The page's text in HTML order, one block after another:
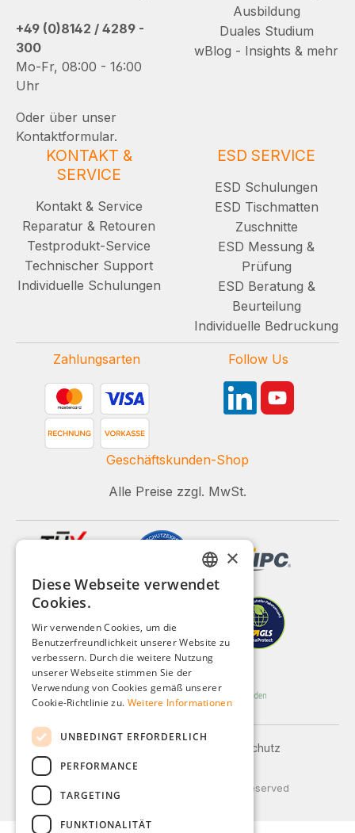
+49 (0)8142 / 4289 -
300
Mo-Fr, 08:00 - 16:00
Uhr
Oder über unser
Kontaktformular.
Ausbildung
Duales Studium
wBlog - Insights & mehr
KONTAKT &
SERVICE
Kontakt & Service
Reparatur & Retouren
Testprodukt-Service
Technischer Support
Individuelle Schulungen
ESD SERVICE
ESD Schulungen
ESD Tischmatten
Zuschnitte
ESD Messung &
Prüfung
ESD Beratung &
Beurteilung
Individuelle Bedruckung
Zahlungsarten Follow Us
Geschäftskunden-Shop
Alle Preise zzgl. MwSt.
Datenschutz
Versand und Zahlung
© 2026 Weidinger GmbH, All Rights Reserved
GERMAN
FRENCH
DUTCH
×
Diese Webseite verwendet
Cookies.
Wir verwenden Cookies, um die
Benutzerfreundlichkeit unserer Website zu
verbessern. Durch die weitere Nutzung
unserer Webseite stimmen Sie der
Verwendung von Cookies gemäß unserer
Cookie-Richtlinie zu. Weitere Informationen
UNBEDINGT ERFORDERLICH
PERFORMANCE
TARGETING
FUNKTIONALITÄT